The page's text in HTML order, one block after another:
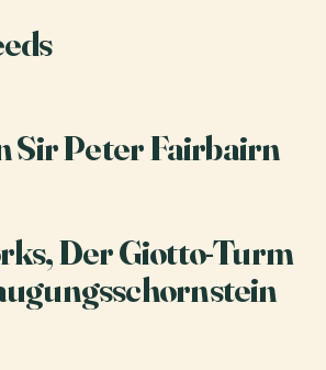
Sir Peter Fairbairn
Der Giotto-Turm